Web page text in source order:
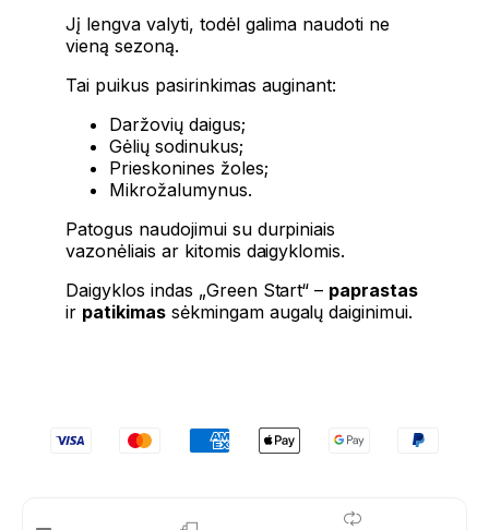
Jį lengva valyti, todėl galima naudoti ne
vieną sezoną.
Tai puikus pasirinkimas auginant:
Daržovių daigus;
Gėlių sodinukus;
Prieskonines žoles;
Mikrožalumynus.
Patogus naudojimui su durpiniais
vazonėliais ar kitomis daigyklomis.
Daigyklos indas „Green Start“ – paprastas
ir patikimassėkmingam augalų daiginimui.